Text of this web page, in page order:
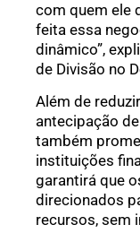
com quem ele
feita essa
dinâmico”,
de Divisão no
Além de
antecipação
também
instituições
garantirá que
direcionados
recursos, sem